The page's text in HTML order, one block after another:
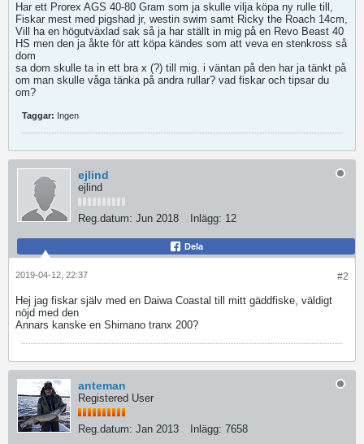
Har ett Prorex AGS 40-80 Gram som ja skulle vilja köpa ny rulle till,
Fiskar mest med pigshad jr, westin swim samt Ricky the Roach 14cm,
Vill ha en högutväxlad sak så ja har ställt in mig på en Revo Beast 40
HS men den ja åkte för att köpa kändes som att veva en stenkross så
dom
sa dom skulle ta in ett bra x (?) till mig. i väntan på den har ja tänkt på
om man skulle våga tänka på andra rullar? vad fiskar och tipsar du
om?
Taggar: Ingen
ejlind
ejlind
Reg.datum: Jun 2018 Inlägg: 12
Dela
#2
2019-04-12, 22:37
Hej jag fiskar själv med en Daiwa Coastal till mitt gäddfiske, väldigt
nöjd med den
Annars kanske en Shimano tranx 200?
anteman
Registered User
Reg.datum: Jan 2013 Inlägg: 7658